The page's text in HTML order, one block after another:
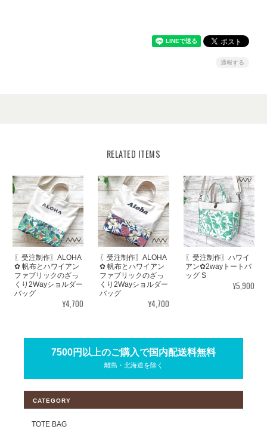
通報する
RELATED ITEMS
〖受注制作〗ALOHA
✿ 帆布とハワイアン
ファブリックのざっ
くり2Wayショルダー
バッグ
¥4,700
〖受注制作〗ALOHA
✿ 帆布とハワイアン
ファブリックのざっ
くり2Wayショルダー
バッグ
¥4,700
〖受注制作〗ハワイ
アン✿2wayトートバ
ッグ S
¥5,900
7500円以上のご購入で国内配送料無料
離島・北海道を除く
CATEGORY
TOTE BAG